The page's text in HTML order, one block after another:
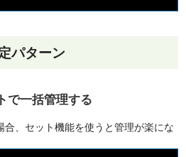
パターン
で一括管理する
、セット機能を使うと管理が楽にな